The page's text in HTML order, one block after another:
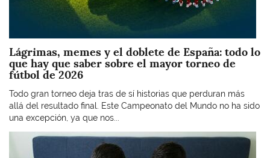
Lágrimas, memes y el doblete de España: todo lo
que hay que saber sobre el mayor torneo de
fútbol de 2026
Todo gran torneo deja tras de sí historias que perduran más
allá del resultado final. Este Campeonato del Mundo no ha sido
una excepción, ya que nos...
Imagen